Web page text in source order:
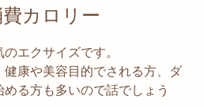
カロリー
エクサイズです。
康や美容目的でされる方、ダ
る方も多いので話でしょう